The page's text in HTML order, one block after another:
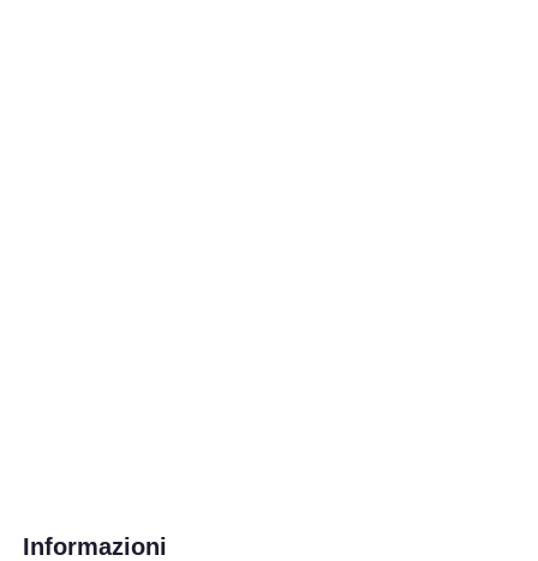
Informazioni